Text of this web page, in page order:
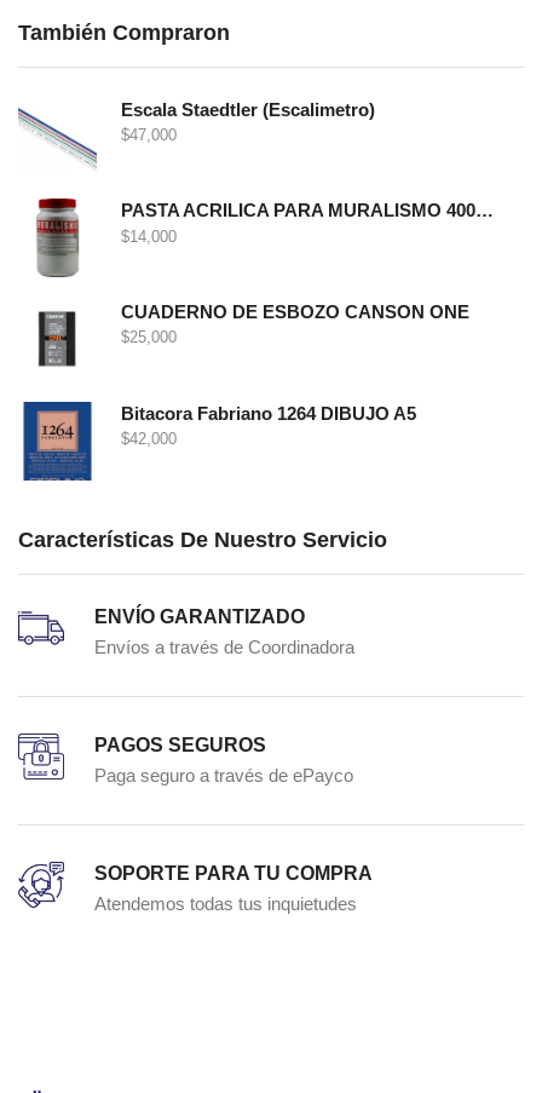
También Compraron
Escala Staedtler (Escalimetro)
$47,000
PASTA ACRILICA PARA MURALISMO 400 GRS
$14,000
CUADERNO DE ESBOZO CANSON ONE
$25,000
Bitacora Fabriano 1264 DIBUJO A5
$42,000
Características De Nuestro Servicio
ENVÍO GARANTIZADO
Envíos a través de Coordinadora
PAGOS SEGUROS
Paga seguro a través de ePayco
SOPORTE PARA TU COMPRA
Atendemos todas tus inquietudes